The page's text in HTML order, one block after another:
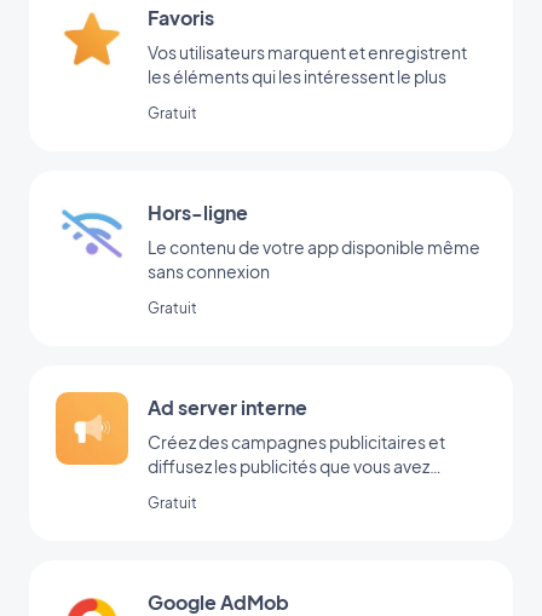
Favoris
Vos utilisateurs marquent et enregistrent
les éléments qui les intéressent le plus
Gratuit
Hors-ligne
Le contenu de votre app disponible même
sans connexion
Gratuit
Ad server interne
Créez des campagnes publicitaires et
diffusez les publicités que vous avez
office
Gratuit
Google AdMob